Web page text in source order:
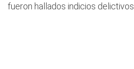
fueron hallados indicios delictivos.